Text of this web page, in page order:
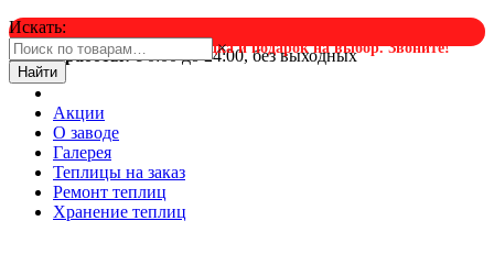
Искать:
×
Найти
Успейте в августе! Скидка и подарок на выбор. Звоните!
Время работы:с 0:00 до 24:00, без выходных
Акции
О заводе
Галерея
Теплицы на заказ
Ремонт теплиц
Хранение теплиц